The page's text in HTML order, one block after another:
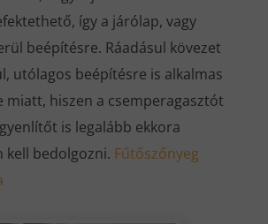
így a járólap, vagy
beépítésre. Ráadásul kövezet
utólagos beépítésre is alkalmas
miatt, hiszen a csemperagasztót
is legalább ekkora
kell bedolgozni. Fűtőszőnyeg